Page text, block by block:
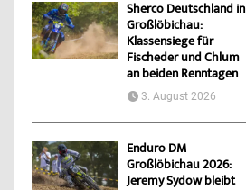
Sherco Deutschland in
Großlöbichau:
Klassensiege für
Fischeder und Chlum
an beiden Renntagen
3. August 2026
Enduro DM
Großlöbichau 2026:
Jeremy Sydow bleibt